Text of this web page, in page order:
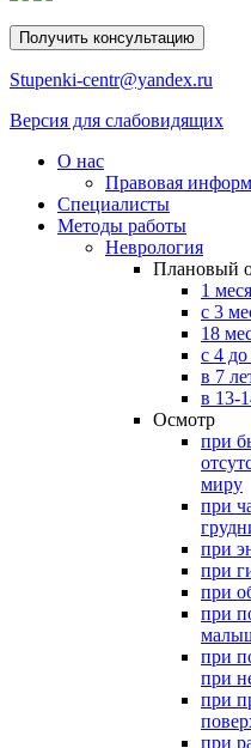
Получить консультацию
Stupenki-centr@yandex.ru
Версия для слабовидящих
О нас
Правовая
Специалисты
Методы работы
Неврология
Плановый
1
с 3
18
с 4 до
в 7
в 13-
Осмотр
при
миру
при
при
при
при
при
при
при
при
при